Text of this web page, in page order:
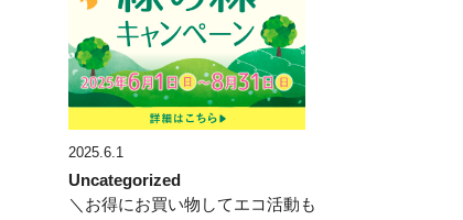
2025.6.1
Uncategorized
＼お得にお買い物してエコ活動も